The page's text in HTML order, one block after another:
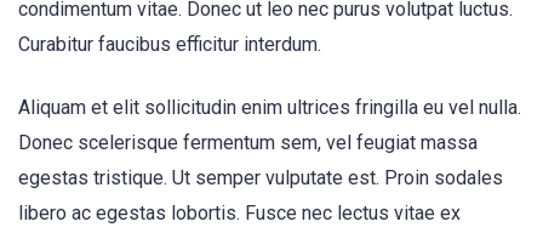
condimentum vitae. Donec ut leo nec purus volutpat luctus.
Curabitur faucibus efficitur interdum.
Aliquam et elit sollicitudin enim ultrices fringilla eu vel nulla.
Donec scelerisque fermentum sem, vel feugiat massa
egestas tristique. Ut semper vulputate est. Proin sodales
libero ac egestas lobortis. Fusce nec lectus vitae ex